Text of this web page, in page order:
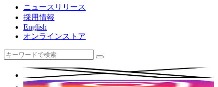
ニュースリリース
採用情報
English
オンラインストア